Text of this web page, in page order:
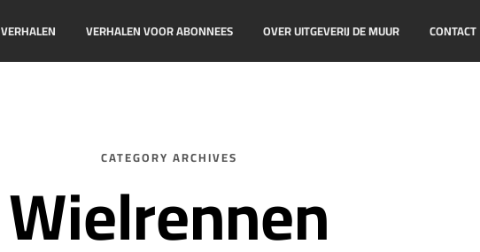
VERHALEN VERHALEN VOOR ABONNEES OVER UITGEVERIJ DE MUUR CONTACT
CATEGORY ARCHIVES
Wielrennen